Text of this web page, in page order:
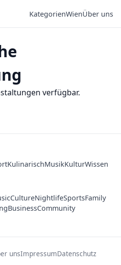
KategorienWienÜber uns
verfügbar.
KulinarischMusikKulturWissen
CultureNightlifeSportsFamily
BusinessCommunity
unsImpressumDatenschutz